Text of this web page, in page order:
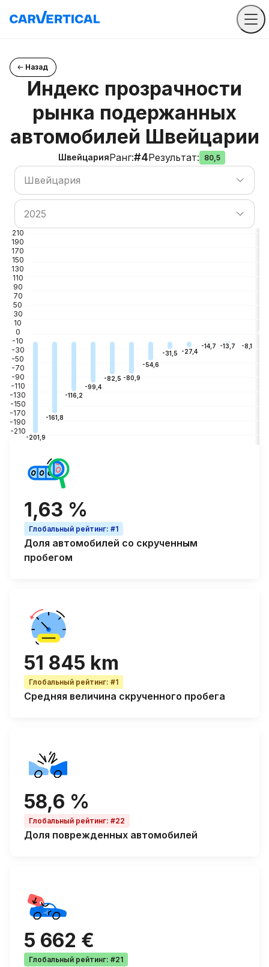
Назад
Индекс прозрачности
рынка подержанных
автомобилей Швейцарии
ШвейцарияРанг:#4Результат: 80,5
Поиск по странам
Швейцария
Поиск по странам
2025
210
190
170
150
130
110
90
70
50
30
10
0
-10
-30
-50
-70
-90
-110
-130
-150
-170
-190
-210
-201,9
-161,8
-116,2
-99,4
-82,5 -80,9
-54,6
-31,5 -27,4
-14,7 -13,7 -8,1
1,63 %
Глобальный рейтинг: #1
Доля автомобилей со скрученным
пробегом
51 845 km
Глобальный рейтинг: #1
Средняя величина скрученного пробега
58,6 %
Глобальный рейтинг: #22
Доля поврежденных автомобилей
5 662 €
Глобальный рейтинг: #21